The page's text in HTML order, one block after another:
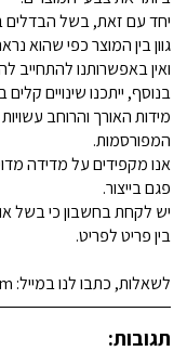
יחד עם זאת, בשל הבדלים
גוון בין המוצר כפי שהוא
ואין באפשרותנו
בנוסף, ייתכנו שינויים
המפורסמות.
אנו מקפידים על מדידה
פגם בייצור.
יש לקחת בחשבון כי בשל
בין פריט לפריט.
לשאלות, כתבו לנו במייל: info@migvanalaska.com
תגובות: